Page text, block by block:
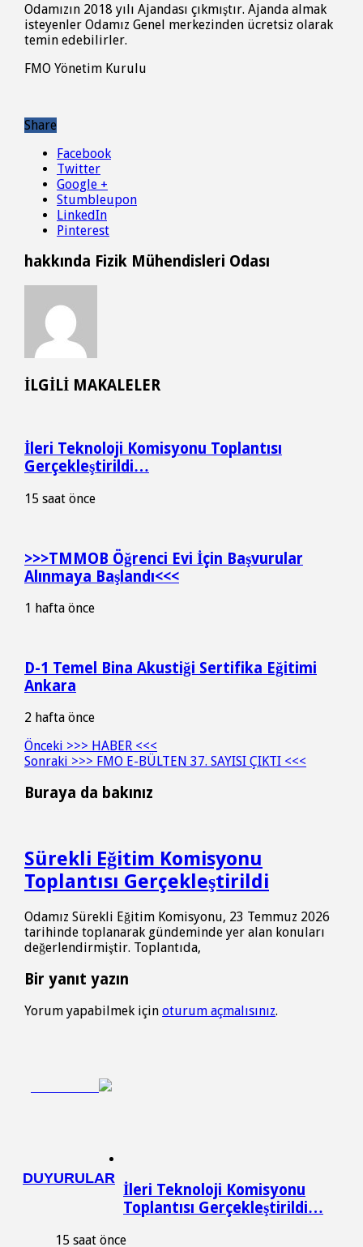
Odamızın 2018 yılı Ajandası çıkmıştır. Ajanda almak
isteyenler Odamız Genel merkezinden ücretsiz olarak
temin edebilirler.
FMO Yönetim Kurulu
Share
Facebook
Twitter
Google +
Stumbleupon
LinkedIn
Pinterest
hakkında Fizik Mühendisleri Odası
İLGİLİ MAKALELER
İleri Teknoloji Komisyonu Toplantısı
Gerçekleştirildi…
15 saat önce
>>>TMMOB Öğrenci Evi İçin Başvurular
Alınmaya Başlandı<<<
1 hafta önce
D-1 Temel Bina Akustiği Sertifika Eğitimi
Ankara
2 hafta önce
Önceki >>> HABER <<<
Sonraki >>> FMO E-BÜLTEN 37. SAYISI ÇIKTI <<<
Buraya da bakınız
Sürekli Eğitim Komisyonu
Toplantısı Gerçekleştirildi
Odamız Sürekli Eğitim Komisyonu, 23 Temmuz 2026
tarihinde toplanarak gündeminde yer alan konuları
değerlendirmiştir. Toplantıda,
Bir yanıt yazın
Yorum yapabilmek için oturum açmalısınız.
DUYURULAR
İleri Teknoloji Komisyonu
Toplantısı Gerçekleştirildi…
15 saat önce